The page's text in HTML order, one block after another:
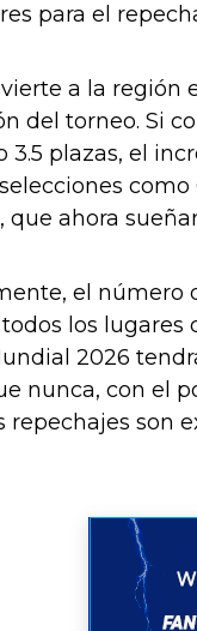
para el
a la región
del torneo. Si
3.5 plazas, el
que ahora
el número
todos los
2026
nunca, con el
repechajes son